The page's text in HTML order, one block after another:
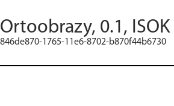
Ortoobrazy, 0.1,
846de870-1765-11e6-8702-b870f44b6730